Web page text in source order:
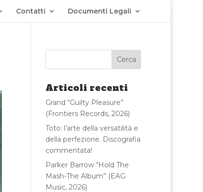
Contatti Documenti Legali
Articoli recenti
Grand “Guilty Pleasure”
(Frontiers Records, 2026)
Toto: l’arte della versatilità e
della perfezione. Discografia
commentata!
Parker Barrow “Hold The
Mash-The Album” (EAG
Music, 2026)